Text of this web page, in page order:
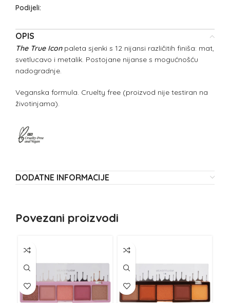
Podijeli:
OPIS
The True Iconpaleta sjenki s 12 nijansi različitih finiša: mat,
svetlucavo i metalik. Postojane nijanse s mogućnošću
nadogradnje.
Veganska formula. Cruelty free (proizvod nije testiran na
životinjama).
DODATNE INFORMACIJE
Povezani proizvodi